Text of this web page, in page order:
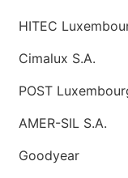
HITEC
Cimalux S.A.
POST
AMER-SIL S.A.
Goodyear